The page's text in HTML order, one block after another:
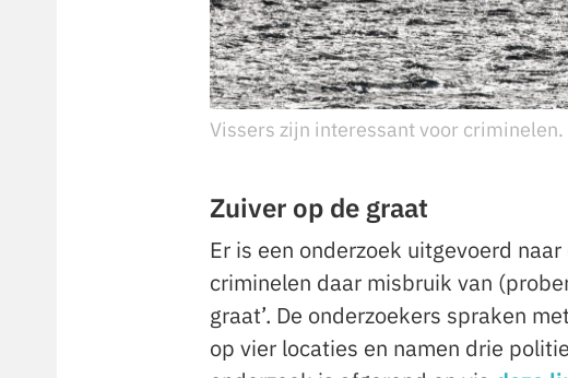
Vissers zijn interessant voor criminelen.
Zuiver op de graat
Er is een onderzoek uitgevoerd
criminelen daar misbruik van
graat’. De onderzoekers spraken
op vier locaties en namen drie